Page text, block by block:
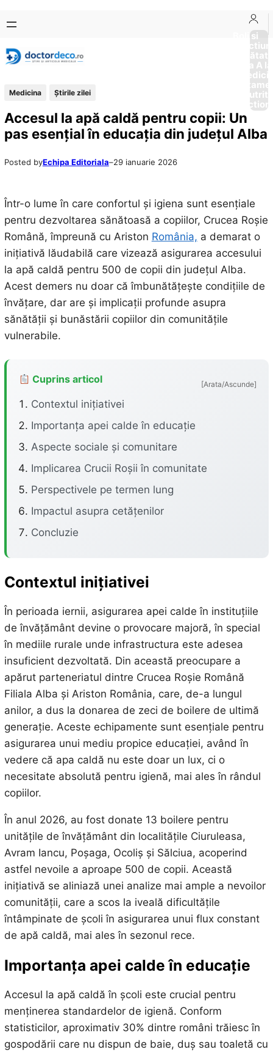
conținut
content
Boli si
Afectiuni
Sănătate
de la A
Medicina Știrile zilei
Accesul la apă caldă pentru copii: Un
pas esențial în educația din județul Alba
Posted byEchipa Editoriala–29 ianuarie 2026
Într-o lume în care confortul și igiena sunt esențiale
pentru dezvoltarea sănătoasă a copiilor, Crucea Roșie
Română, împreună cu Ariston România, a demarat o
inițiativă lăudabilă care vizează asigurarea accesului
la apă caldă pentru 500 de copii din județul Alba.
Acest demers nu doar că îmbunătățește condițiile de
învățare, dar are și implicații profunde asupra
sănătății și bunăstării copiilor din comunitățile
vulnerabile.
Cuprins articol [Arata/Ascunde]
Contextul inițiativei
Importanța apei calde în educație
Aspecte sociale și comunitare
Implicarea Crucii Roșii în comunitate
Perspectivele pe termen lung
Impactul asupra cetățenilor
Concluzie
Contextul inițiativei
În perioada iernii, asigurarea apei calde în instituțiile
de învățământ devine o provocare majoră, în special
în mediile rurale unde infrastructura este adesea
insuficient dezvoltată. Din această preocupare a
apărut parteneriatul dintre Crucea Roșie Română
Filiala Alba și Ariston România, care, de-a lungul
anilor, a dus la donarea de zeci de boilere de ultimă
generație. Aceste echipamente sunt esențiale pentru
asigurarea unui mediu propice educației, având în
vedere că apa caldă nu este doar un lux, ci o
necesitate absolută pentru igienă, mai ales în rândul
copiilor.
În anul 2026, au fost donate 13 boilere pentru
unitățile de învățământ din localitățile Ciuruleasa,
Avram Iancu, Poșaga, Ocoliș și Sălciua, acoperind
astfel nevoile a aproape 500 de copii. Această
inițiativă se aliniază unei analize mai ample a nevoilor
comunității, care a scos la iveală dificultățile
întâmpinate de școli în asigurarea unui flux constant
de apă caldă, mai ales în sezonul rece.
Importanța apei calde în educație
Accesul la apă caldă în școli este crucial pentru
menținerea standardelor de igienă. Conform
statisticilor, aproximativ 30% dintre români trăiesc în
gospodării care nu dispun de baie, duș sau toaletă cu